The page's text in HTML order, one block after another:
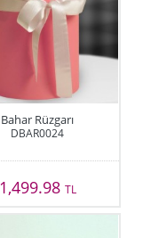
Bahar Rüzgarı
DBAR0024
1,499.98 TL